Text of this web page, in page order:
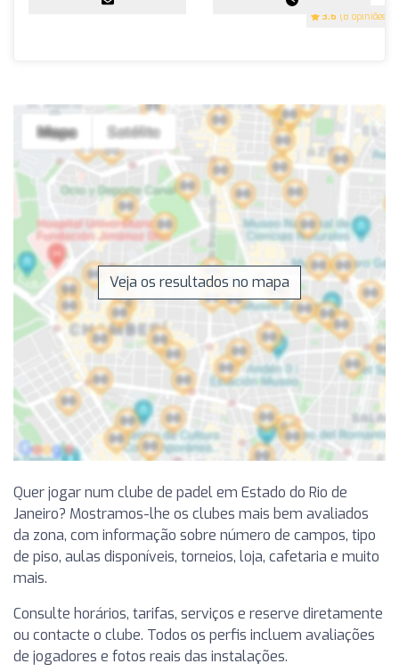
3.6 (8 opiniões)
Veja os resultados no mapa
Quer jogar num clube de padel em Estado do Rio de
Janeiro? Mostramos-lhe os clubes mais bem avaliados
da zona, com informação sobre número de campos, tipo
de piso, aulas disponíveis, torneios, loja, cafetaria e muito
mais.
Consulte horários, tarifas, serviços e reserve diretamente
ou contacte o clube. Todos os perfis incluem avaliações
de jogadores e fotos reais das instalações.